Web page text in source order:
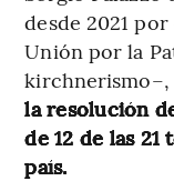
desde 2021
Unión por la
kirchnerismo–,
la resolución
de 12 de las
país.